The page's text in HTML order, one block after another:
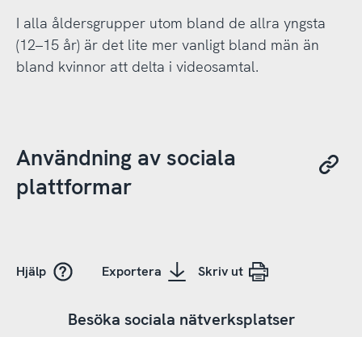
I alla åldersgrupper utom bland de allra yngsta
(12–15 år) är det lite mer vanligt bland män än
bland kvinnor att delta i videosamtal.
Användning av sociala
plattformar
Hjälp Exportera Skriv ut
Besöka sociala nätverksplatser